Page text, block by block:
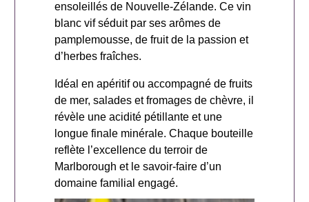
ensoleillés de Nouvelle-Zélande. Ce vin
blanc vif séduit par ses arômes de
pamplemousse, de fruit de la passion et
d’herbes fraîches.
Idéal en apéritif ou accompagné de fruits
de mer, salades et fromages de chèvre, il
révèle une acidité pétillante et une
longue finale minérale. Chaque bouteille
reflète l’excellence du terroir de
Marlborough et le savoir-faire d’un
domaine familial engagé.